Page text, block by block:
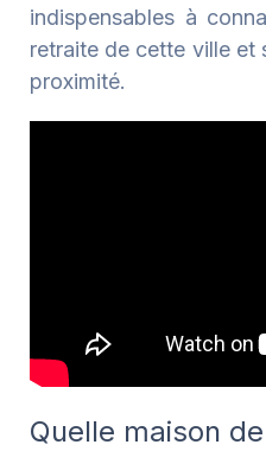
indispensables à
retraite de cette ville et
proximité.
Quelle maison